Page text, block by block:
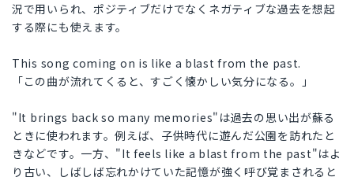
況で用いられ、ポジティブだけでなくネガティブな過去を想起
する際にも使えます。
This song coming on is like a blast from the past.
「この曲が流れてくると、すごく懐かしい気分になる。」
"It brings back so many memories"は過去の思い出が蘇る
ときに使われます。例えば、子供時代に遊んだ公園を訪れたと
きなどです。一方、"It feels like a blast from the past"はよ
り古い、しばしば忘れかけていた記憶が強く呼び覚まされると